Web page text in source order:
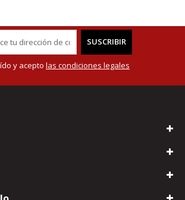
SUSCRIBIR
y acepto las condiciones legales